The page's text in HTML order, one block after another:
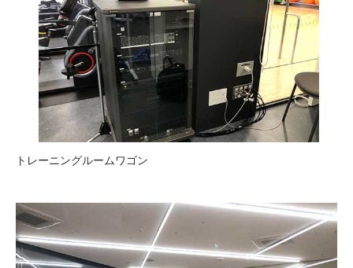
トレーニングルームワゴン